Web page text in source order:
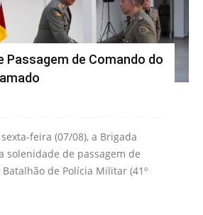
Passagem de Comando do
feira (07/08), a Brigada
solenidade de passagem de
Batalhão de Polícia Militar (41º